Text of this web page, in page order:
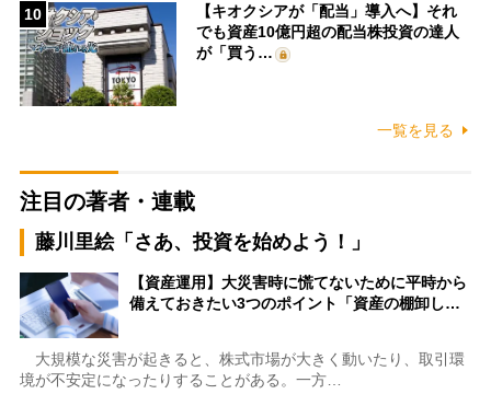
10
【キオクシアが「配当」導入へ】それ
でも資産10億円超の配当株投資の達人
が「買う…
一覧を見る
注目の著者・連載
藤川里絵「さあ、投資を始めよう！」
【資産運用】大災害時に慌てないために平時から
備えておきたい3つのポイント「資産の棚卸し…
大規模な災害が起きると、株式市場が大きく動いたり、取引環
境が不安定になったりすることがある。一方…